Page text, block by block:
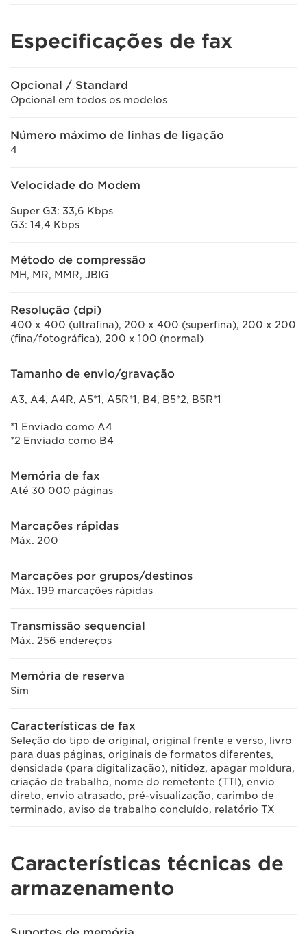
Especificações de fax
Opcional / Standard
Opcional em todos os modelos
Número máximo de linhas de ligação
4
Velocidade do Modem
Super G3: 33,6 Kbps
G3: 14,4 Kbps
Método de compressão
MH, MR, MMR, JBIG
Resolução (dpi)
400 x 400 (ultrafina), 200 x 400 (superfina), 200 x 200
(fina/fotográfica), 200 x 100 (normal)
Tamanho de envio/gravação
A3, A4, A4R, A5*1, A5R*1, B4, B5*2, B5R*1
*1 Enviado como A4
*2 Enviado como B4
Memória de fax
Até 30 000 páginas
Marcações rápidas
Máx. 200
Marcações por grupos/destinos
Máx. 199 marcações rápidas
Transmissão sequencial
Máx. 256 endereços
Memória de reserva
Sim
Características de fax
Seleção do tipo de original, original frente e verso, livro
para duas páginas, originais de formatos diferentes,
densidade (para digitalização), nitidez, apagar moldura,
criação de trabalho, nome do remetente (TTI), envio
direto, envio atrasado, pré-visualização, carimbo de
terminado, aviso de trabalho concluído, relatório TX
Características técnicas de
armazenamento